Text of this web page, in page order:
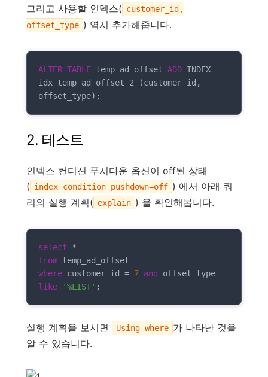
그리고 사용할 인덱스( customer_id,
offset_type ) 역시 추가해줍니다.
ALTER TABLE temp_ad_offset ADD INDEX
idx_temp_ad_offset_2 (customer_id,
offset_type);
2. 테스트
인덱스 컨디션 푸시다운 옵션이 off된 상태
( index_condition_pushdown=off ) 에서 아래 쿼
리의 실행 계획( explain ) 을 확인해봅니다.
select
*
from
where customer_id = 7 and
like
'%LIST' ;
실행 계획을 보시면 Using where 가 나타난 것을
알 수 있습니다.